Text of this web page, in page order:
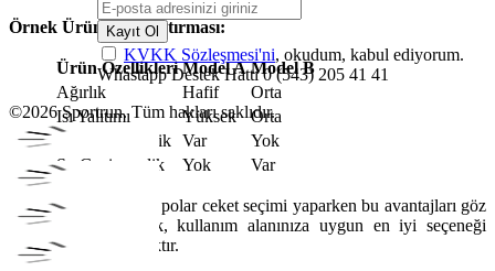
Örnek Ürün Karşılaştırması:
Ürün Özellikleri Model A Model B
Ağırlık
Hafif
Orta
Isı Yalıtımı
Yüksek
Orta
Nefes Alabilirlik Var
Yok
Su Geçirmezlik
Yok Var
Sonuç olarak
, erkek polar ceket seçimi yaparken bu avantajları göz
önünde bulundurmak, kullanım alanınıza uygun en iyi seçeneği
yapmanızı sağlayacaktır.
Kayıt Ol
KVKK Sözleşmesi'ni, okudum, kabul ediyorum.
Whastapp Destek Hattı 0 (543) 205 41 41
©2026 Sportrun. Tüm hakları saklıdır.